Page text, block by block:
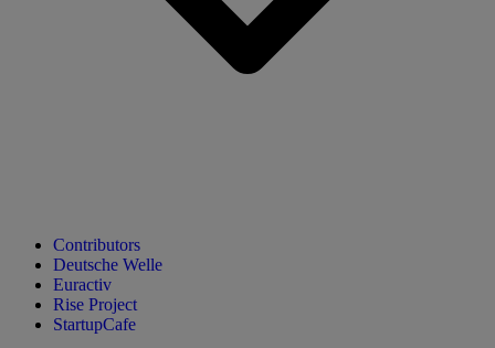
Contributors
Deutsche Welle
Euractiv
Rise Project
StartupCafe